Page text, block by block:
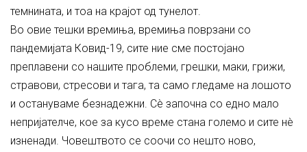
темнината, и тоа на крајот од тунелот.
Во овие тешки времиња, времиња поврзани со
пандемијата Ковид-19, сите ние сме постојано
преплавени со нашите проблеми, грешки, маки, грижи,
стравови, стресови и тага, та само гледаме на лошото
и остануваме безнадежни. Сè започна со едно мало
непријателче, кое за кусо време стана големо и сите нè
изненади. Човештвото се соочи со нешто ново,